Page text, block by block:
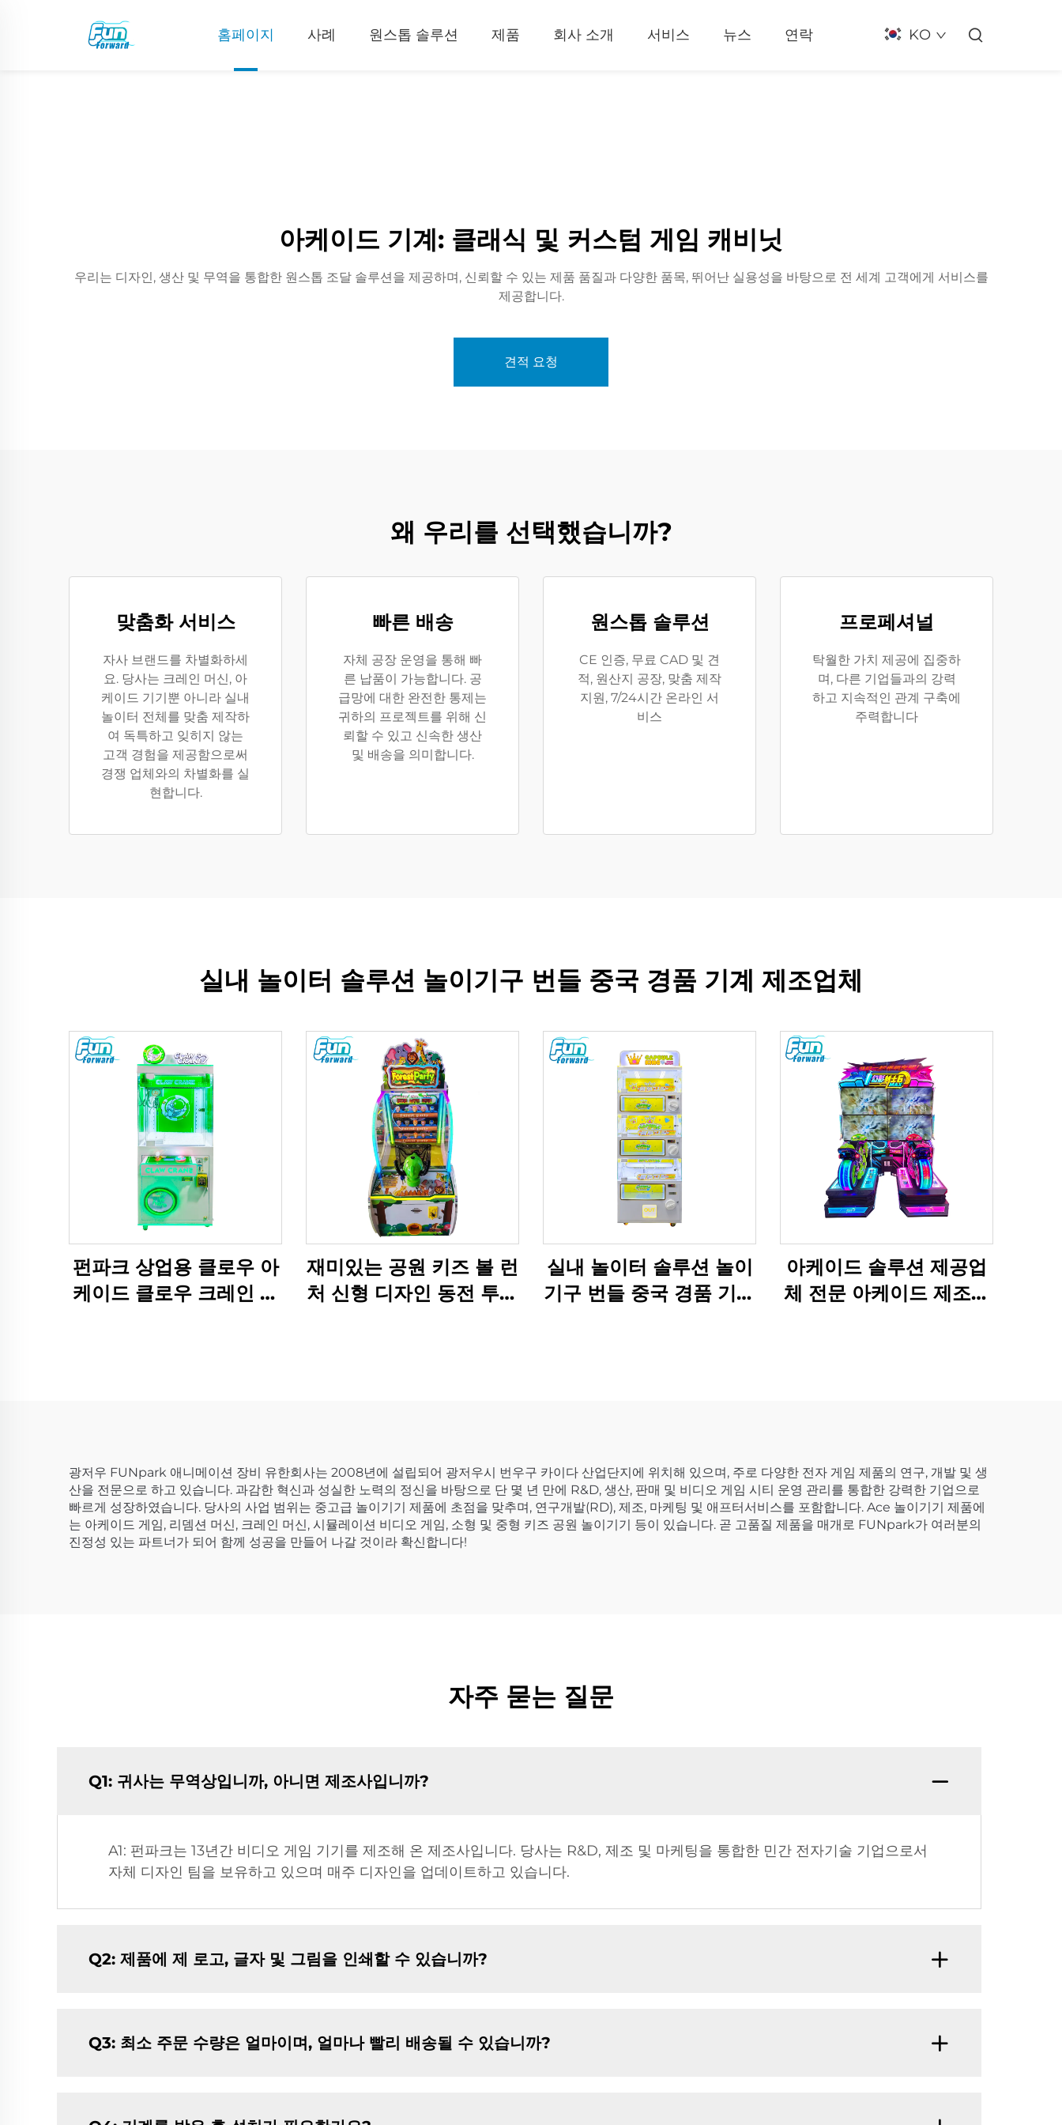
홈페이지 사례 원스톱 솔루션 제품 회사 소개 서비스 뉴스 연락 KO
아케이드 기계: 클래식 및 커스텀 게임 캐비닛
우리는 디자인, 생산 및 무역을 통합한 원스톱 조달 솔루션을 제공하며, 신뢰할 수 있는 제품 품질과 다양한 품목, 뛰어난 실용성을 바탕으로 전 세계 고객에게 서비스를
제공합니다.
견적 요청
왜 우리를 선택했습니까?
맞춤화 서비스
자사 브랜드를 차별화하세
요. 당사는 크레인 머신, 아
케이드 기기뿐 아니라 실내
놀이터 전체를 맞춤 제작하
여 독특하고 잊히지 않는
고객 경험을 제공함으로써
경쟁 업체와의 차별화를 실
현합니다.
빠른 배송
자체 공장 운영을 통해 빠
른 납품이 가능합니다. 공
급망에 대한 완전한 통제는
귀하의 프로젝트를 위해 신
뢰할 수 있고 신속한 생산
및 배송을 의미합니다.
원스톱 솔루션
CE 인증, 무료 CAD 및 견
적, 원산지 공장, 맞춤 제작
지원, 7/24시간 온라인 서
비스
프로페셔널
탁월한 가치 제공에 집중하
며, 다른 기업들과의 강력
하고 지속적인 관계 구축에
주력합니다
실내 놀이터 솔루션 놀이기구 번들 중국 경품 기계 제조업체
펀파크 상업용 클로우 아
케이드 클로우 크레인 기
재미있는 공원 키즈 볼 런
처 신형 디자인 동전 투입
실내 놀이터 솔루션 놀이
기구 번들 중국 경품 기계
아케이드 솔루션 제공업
체 전문 아케이드 제조업
광저우 FUNpark 애니메이션 장비 유한회사는 2008년에 설립되어 광저우시 번우구 카이다 산업단지에 위치해 있으며, 주로 다양한 전자 게임 제품의 연구, 개발 및 생
산을 전문으로 하고 있습니다. 과감한 혁신과 성실한 노력의 정신을 바탕으로 단 몇 년 만에 R&D, 생산, 판매 및 비디오 게임 시티 운영 관리를 통합한 강력한 기업으로
빠르게 성장하였습니다. 당사의 사업 범위는 중고급 놀이기기 제품에 초점을 맞추며, 연구개발(RD), 제조, 마케팅 및 애프터서비스를 포함합니다. Ace 놀이기기 제품에
는 아케이드 게임, 리뎀션 머신, 크레인 머신, 시뮬레이션 비디오 게임, 소형 및 중형 키즈 공원 놀이기기 등이 있습니다. 곧 고품질 제품을 매개로 FUNpark가 여러분의
진정성 있는 파트너가 되어 함께 성공을 만들어 나갈 것이라 확신합니다!
자주 묻는 질문
Q1: 귀사는 무역상입니까, 아니면 제조사입니까?
A1: 펀파크는 13년간 비디오 게임 기기를 제조해 온 제조사입니다. 당사는 R&D, 제조 및 마케팅을 통합한 민간 전자기술 기업으로서
자체 디자인 팀을 보유하고 있으며 매주 디자인을 업데이트하고 있습니다.
Q2: 제품에 제 로고, 글자 및 그림을 인쇄할 수 있습니까?
Q3: 최소 주문 수량은 얼마이며, 얼마나 빨리 배송될 수 있습니까?